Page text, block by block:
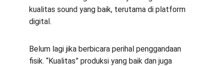
kualitas sound yang baik, terutama di platform
digital.
Belum lagi jika berbicara perihal penggandaan
fisik. “Kualitas” produksi yang baik dan juga